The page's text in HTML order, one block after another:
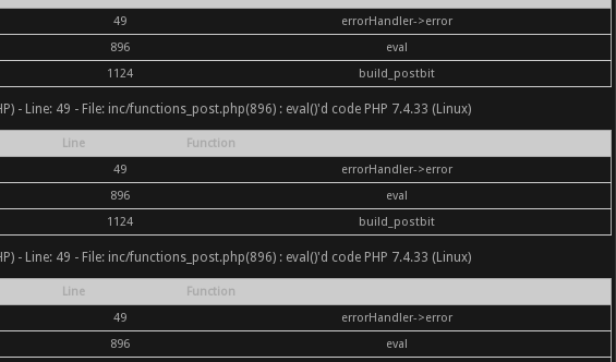
49
errorHandler->error
896
eval
1124 build_postbit
Line: 49 - File: inc/functions_post.php(896) : eval()'d code PHP 7.4.33 (Linux)
Line
Function
49
errorHandler->error
896
eval
1124 build_postbit
Line: 49 - File: inc/functions_post.php(896) : eval()'d code PHP 7.4.33 (Linux)
Line
Function
49
errorHandler->error
896
eval